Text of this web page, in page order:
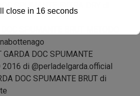
SPUMANTE EXTRA DRY di
GARDA DOC SPUMANTE
2016 di @perladelgarda.official
DOC SPUMANTE BRUT di
close in 15 seconds